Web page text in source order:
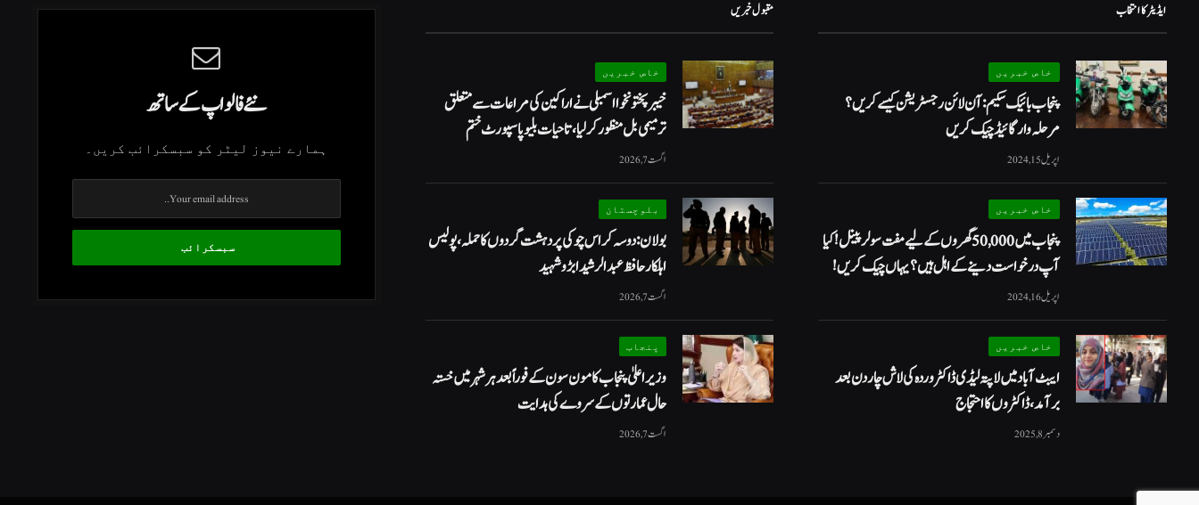
ایڈیٹر کا انتخاب
خاص خبریں
پنجاب بائیک سکیم: آن لائن رجسٹریشن کیسے کریں؟
مرحلہ وار گائیڈ چیک کریں
اپریل 15, 2024
خاص خبریں
پنجاب میں 50,000 گھروں کے لیے مفت سولر پینل! کیا
آپ درخواست دینے کے اہل ہیں؟ یہاں چیک کریں!
اپریل 16, 2024
خاص خبریں
ایبٹ آباد میں لاپتہ لیڈی ڈاکٹر وردہ کی لاش چار دن بعد
برآمد، ڈاکٹروں کا احتجاج
دسمبر 8, 2025
مقبول خبریں
خاص خبریں
خیبرپختونخوا اسمبلی نے اراکین کی مراعات سے متعلق
ترمیمی بل منظور کر لیا، تاحیات بلیو پاسپورٹ ختم
اگست 7, 2026
بلوچستان
بولان: دوسہ کراس چوکی پر دہشت گردوں کا حملہ، پولیس
اہلکار حافظ عبدالرشید ابڑو شہید
اگست 7, 2026
پنجاب
وزیراعلیٰ پنجاب کا مون سون کے فوراً بعد ہر شہر میں خستہ
حال عمارتوں کے سروے کی ہدایت
اگست 7, 2026
نئے فالو اپ کے ساتھ
ہمارے نیوز لیٹر کو سبسکرائب کریں۔